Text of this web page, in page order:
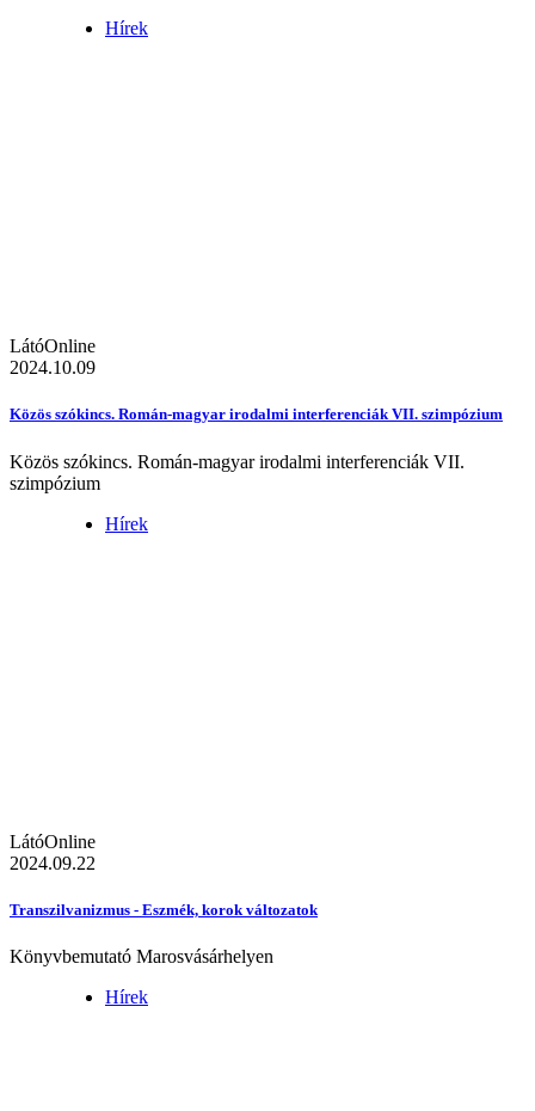
Hírek
LátóOnline
2024.10.09
Közös szókincs. Román-magyar irodalmi interferenciák VII. szimpózium
Közös szókincs. Román-magyar irodalmi interferenciák VII.
szimpózium
Hírek
LátóOnline
2024.09.22
Transzilvanizmus - Eszmék, korok változatok
Könyvbemutató Marosvásárhelyen
Hírek